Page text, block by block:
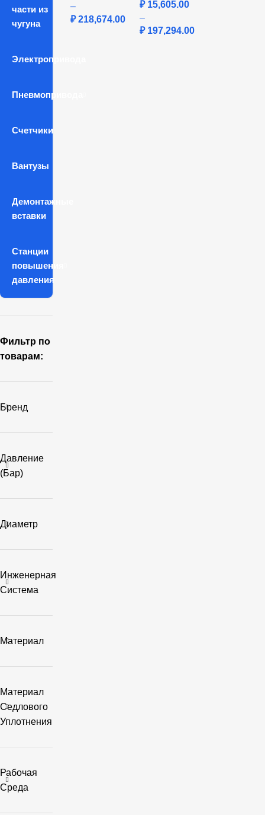
части из
чугуна
Электропривода
Пневмопривода
Счетчики
Вантузы
Демонтажные
вставки
Станции
повышения
давления
Фильтр по
товарам:
Бренд
Давление
(бар)
Диаметр
Инженерная
Система
Материал
Материал
Седлового
Уплотнения
Рабочая
Среда
–
₽218,674.00
₽15,605.00
–
₽197,294.00